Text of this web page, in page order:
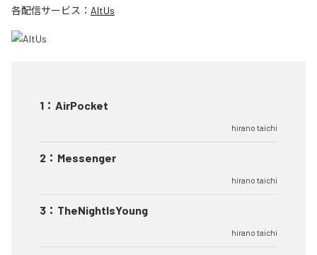
各配信サービス： AltUs
1 ： AirPocket
hirano taichi
2 ： Messenger
hirano taichi
3 ： TheNightIsYoung
hirano taichi